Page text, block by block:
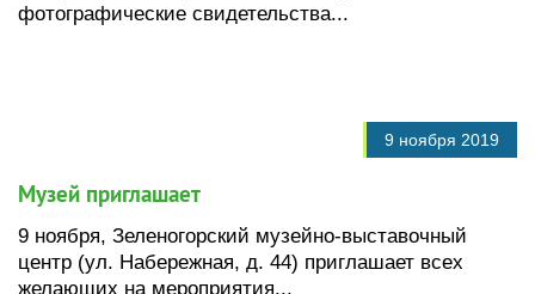
фотографические свидетельства...
9 ноября 2019
Музей приглашает
9 ноября, Зеленогорский музейно-выставочный
центр (ул. Набережная, д. 44) приглашает всех
желающих на мероприятия...